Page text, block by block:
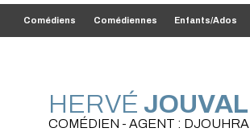
Comédiens Comédiennes Enfants/Ados
HERVÉ JOUVAL
COMÉDIEN - AGENT : DJOUHRA